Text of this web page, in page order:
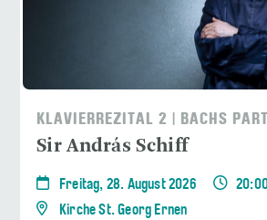
KLAVIERREZITAL 2 | BACHS
Sir András Schiff
Freitag, 28. August 2026
Kirche St. Georg Ernen